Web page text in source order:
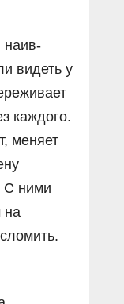
наив­
видеть у
каждого.
меняет
С ними
на